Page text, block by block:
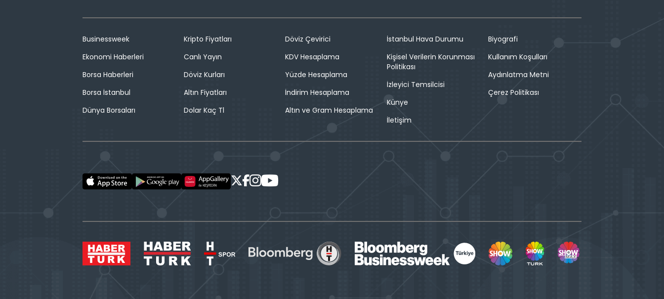
Businessweek
Ekonomi Haberleri
Borsa Haberleri
Borsa İstanbul
Dünya Borsaları
Kripto Fiyatları
Canlı Yayın
Döviz Kurları
Altın Fiyatları
Dolar Kaç Tl
Döviz Çevirici
KDV Hesaplama
Yüzde Hesaplama
İndirim Hesaplama
Altın ve Gram Hesaplama
İstanbul Hava Durumu
Kişisel Verilerin Korunması
Politikası
İzleyici Temsilcisi
Künye
İletişim
Biyografi
Kullanım Koşulları
Aydınlatma Metni
Çerez Politikası